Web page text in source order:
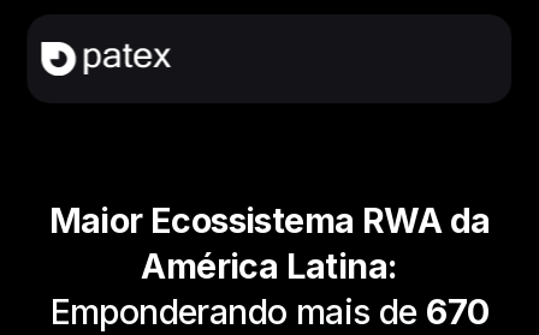
Maior Ecossistema RWA da
América Latina:
Emponderando mais de 670